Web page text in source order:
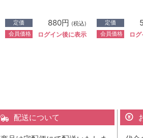
定価 880円 (税込)
会員価格 ログイン後に表示
定価
会員価格 ロ
配送について